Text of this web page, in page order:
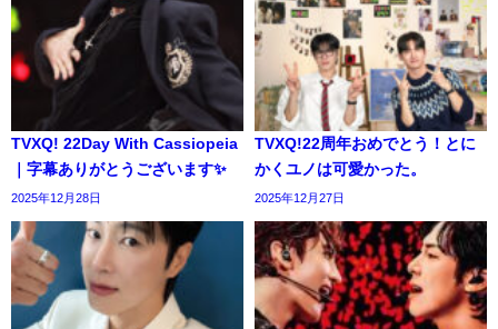
TVXQ! 22Day With Cassiopeia
｜字幕ありがとうございます✨️
2025年12月28日
TVXQ!22周年おめでとう！とに
かくユノは可愛かった。
2025年12月27日